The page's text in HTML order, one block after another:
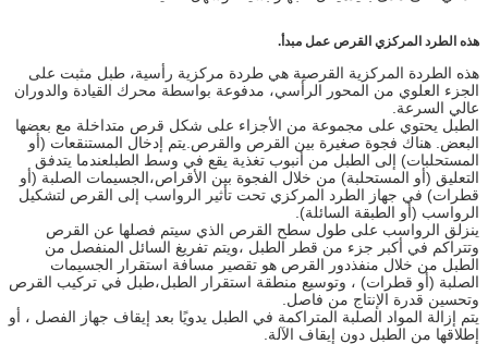
هذه الطرد المركزي القرص عمل مبدأ.
هذه الطردة المركزية القرصية هي طردة مركزية رأسية، طبل مثبت على
الجزء العلوي من المحور الرأسي، مدفوعة بواسطة محرك القيادة والدوران
عالي السرعة.
الطبل يحتوي على مجموعة من الأجزاء على شكل قرص متداخلة مع بعضها
البعض. هناك فجوة صغيرة بين القرص والقرص.يتم إدخال المستنقعات (أو
المستحلبات) إلى الطبل من أنبوب تغذية يقع في وسط الطبلعندما يتدفق
التعليق (أو المستحلبة) من خلال الفجوة بين الأقراص،الجسيمات الصلبة (أو
قطرات) في جهاز الطرد المركزي تحت تأثير الرواسب إلى القرص لتشكيل
الرواسب (أو الطبقة السائلة).
ينزلق الرواسب على طول سطح القرص الذي سيتم فصلها عن القرص
وتتراكم في أكبر جزء من قطر الطبل ،ويتم تفريغ السائل المنفصل من
الطبل من خلال منفذدور القرص هو تقصير مسافة استقرار الجسيمات
الصلبة (أو قطرات) ، وتوسيع منطقة استقرار الطبل،طبل في تركيب القرص
وتحسين قدرة الإنتاج من فاصل.
يتم إزالة المواد الصلبة المتراكمة في الطبل يدويًا بعد إيقاف جهاز الفصل ، أو
إطلاقها من الطبل دون إيقاف الآلة.